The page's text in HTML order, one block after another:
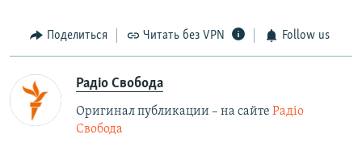
Поделиться Читать без VPN Follow us
Радіо Свобода
Оригинал публикации – на сайте Радіо
Свобода